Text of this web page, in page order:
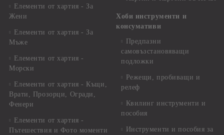
Елементи от хартия - За
Жени
Елементи от хартия - За
Мъже
Елементи от хартия -
Морски
Елементи от хартия - Къщи,
Врати, Прозорци, Огради,
Фенери
Елементи от хартия -
Пътешествия и Фото моменти
Хоби инструменти и
консумативи
Предпазни
самовъзстановяващи
подложки
Режещи, пробиващи и
релеф
Квилинг инструменти и
пособия
Инструменти и пособия за